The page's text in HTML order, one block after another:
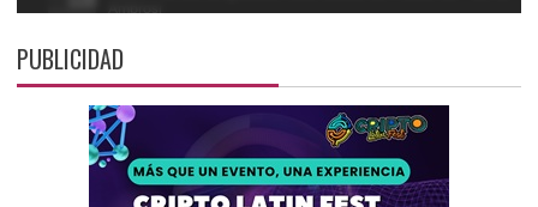
PUBLICIDAD